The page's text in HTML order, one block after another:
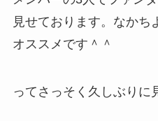
見せております。なかち
オススメです＾＾
ってさっそく久しぶりに